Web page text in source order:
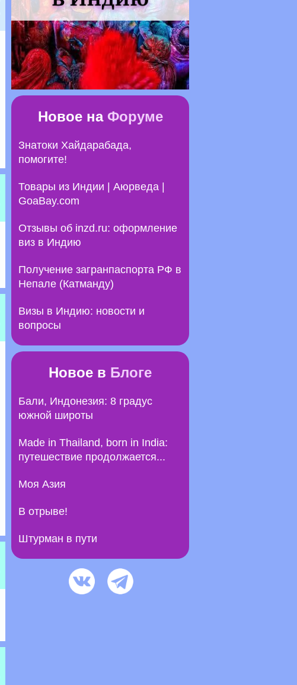
Новое на Форуме
Знатоки Хайдарабада,
помогите!
Товары из Индии | Аюрведа |
GoaBay.com
Отзывы об inzd.ru: оформление
виз в Индию
Получение загранпаспорта РФ в
Непале (Катманду)
Визы в Индию: новости и
вопросы
Новое в Блоге
Бали, Индонезия: 8 градус
южной широты
Made in Thailand, born in India:
путешествие продолжается...
Моя Азия
В отрыве!
Штурман в пути